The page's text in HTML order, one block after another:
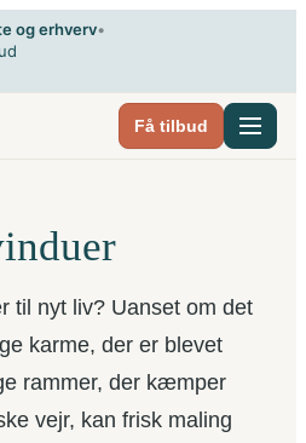
og erhverv•
Få tilbud
til nyt liv? Uanset om det
karme, der er blevet
rammer, der kæmper
vejr, kan frisk maling